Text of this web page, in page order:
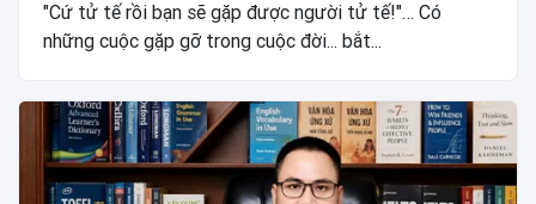
"Cứ tử tế rồi bạn sẽ gặp được người tử tế!"… Có
những cuộc gặp gỡ trong cuộc đời... bắt...